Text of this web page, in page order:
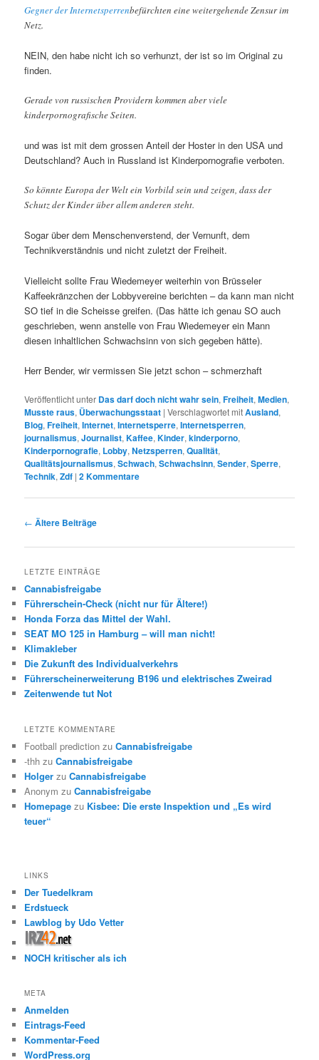
Gegner der Internetsperrenbefürchten eine weitergehende Zensur im
Netz.
NEIN, den habe nicht ich so verhunzt, der ist so im Original zu
finden.
Gerade von russischen Providern kommen aber viele
kinderpornografische Seiten.
und was ist mit dem grossen Anteil der Hoster in den USA und
Deutschland? Auch in Russland ist Kinderpornografie verboten.
So könnte Europa der Welt ein Vorbild sein und zeigen, dass der
Schutz der Kinder über allem anderen steht.
Sogar über dem Menschenverstend, der Vernunft, dem
Technikverständnis und nicht zuletzt der Freiheit.
Vielleicht sollte Frau Wiedemeyer weiterhin von Brüsseler
Kaffeekränzchen der Lobbyvereine berichten – da kann man nicht
SO tief in die Scheisse greifen. (Das hätte ich genau SO auch
geschrieben, wenn anstelle von Frau Wiedemeyer ein Mann
diesen inhaltlichen Schwachsinn von sich gegeben hätte).
Herr Bender, wir vermissen Sie jetzt schon – schmerzhaft
Veröffentlicht unter Das darf doch nicht wahr sein,Freiheit,Medien,
Musste raus, Überwachungsstaat |Verschlagwortet mitAusland,
Blog,Freiheit,Internet,Internetsperre,Internetsperren,
journalismus,Journalist,Kaffee,Kinder,kinderporno,
Kinderpornografie, Lobby,Netzsperren,Qualität,
Qualitätsjournalismus,Schwach,Schwachsinn,Sender,Sperre,
Technik,Zdf |2Kommentare
Beitrags-
← Ältere Beiträge
LETZTE EINTRÄGE
Cannabisfreigabe
Führerschein-Check (nicht nur für Ältere!)
Honda Forza das Mittel der Wahl.
SEAT MO 125 in Hamburg – will man nicht!
Klimakleber
Die Zukunft des Individualverkehrs
Führerscheinerweiterung B196 und elektrisches Zweirad
Zeitenwende tut Not
LETZTE KOMMENTARE
Football prediction zuCannabisfreigabe
-thh zuCannabisfreigabe
Holger zuCannabisfreigabe
Anonym zuCannabisfreigabe
Homepage zu Kisbee: Die erste Inspektion und „Es wird
teuer“
LINKS
Der Tuedelkram
Erdstueck
Lawblog by Udo Vetter
NOCH kritischer als ich
META
Anmelden
Eintrags-Feed
Kommentar-Feed
WordPress.org